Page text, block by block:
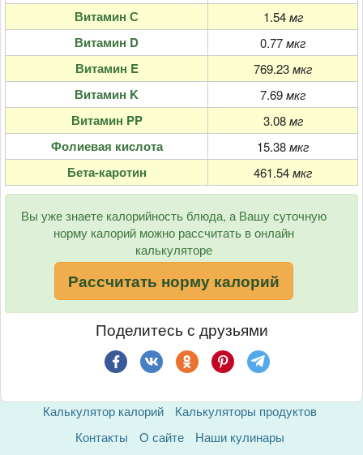
Витамин С 1.54 мг
Витамин D 0.77мкг
Витамин E 769.23мкг
Витамин K 7.69мкг
Витамин PP 3.08 мг
Фолиевая кислота 15.38мкг
Бета-каротин 461.54мкг
Вы уже знаете калорийность блюда, а Вашу суточную
норму калорий можно рассчитать в онлайн
калькуляторе
Рассчитать норму калорий
Поделитесь с друзьями
Калькулятор калорий
Калькуляторы продуктов
Контакты
О сайте
Наши кулинары